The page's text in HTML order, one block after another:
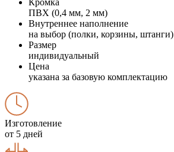
ПВХ (0,4 мм, 2 мм)
Внутреннее наполнение
на выбор (полки, корзины, штанги)
Размер
индивидуальный
Цена
указана за базовую комплектацию
Изготовление
от 5 дней